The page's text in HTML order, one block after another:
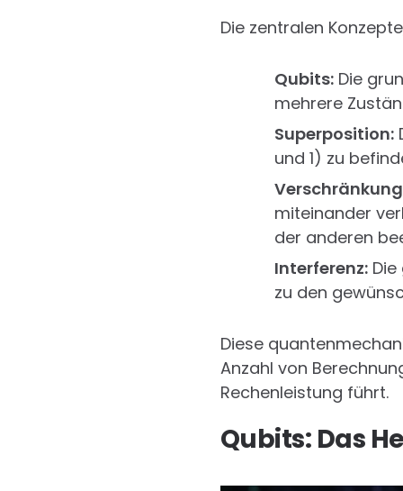
Die zentralen
Qubits:Die
mehrere
Superposition:
und 1) zu
miteinander
der anderen
Interferenz:Die
zu den
Diese
Anzahl von
Rechenleistung führt.
Qubits: Das